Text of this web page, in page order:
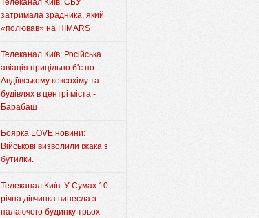
Телеканал Київ: СБУ
затримала зрадника, який
«полював» на HIMARS
Телеканал Київ: Російська
авіація прицільно б'є по
Авдіївському коксохіму та
будівлях в центрі міста -
Барабаш
Боярка LOVE новини:
Військові визволили їжака з
бутилки.
Телеканал Київ: У Сумах 10-
річна дівчинка винесла з
палаючого будинку трьох